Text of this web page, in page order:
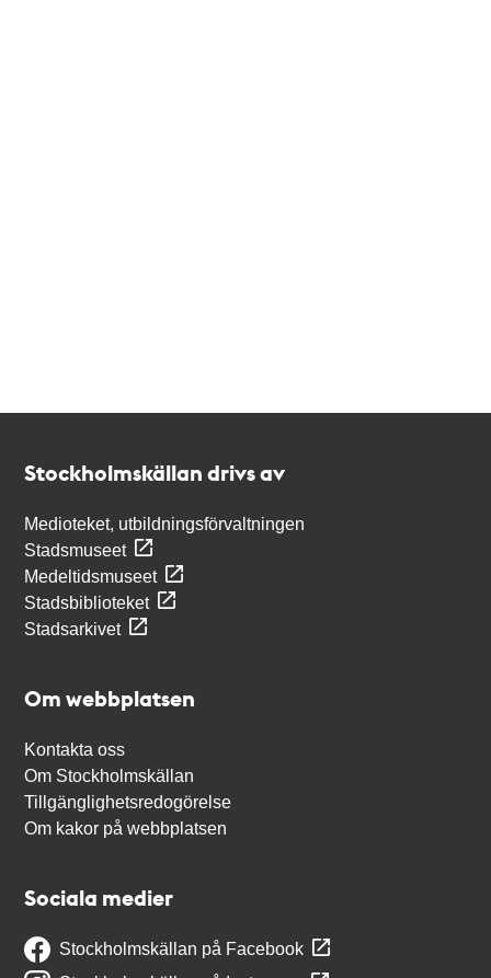
Stockholmskällan drivs av
Medioteket, utbildningsförvaltningen
Stadsmuseet
Medeltidsmuseet
Stadsbiblioteket
Stadsarkivet
Om webbplatsen
Kontakta oss
Om Stockholmskällan
Tillgänglighetsredogörelse
Om kakor på webbplatsen
Sociala medier
Stockholmskällan på Facebook